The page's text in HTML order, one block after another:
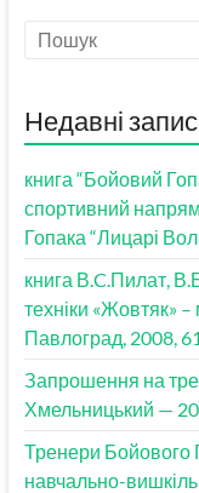
Недавні
книга “Бойовий
спортивний
Гопака “Лицарі
книга В.C.Пилат,
техніки «Жовтяк»
Павлоград, 2008,
Запрошення на
Хмельницький —
Тренери Бойового
навчально-